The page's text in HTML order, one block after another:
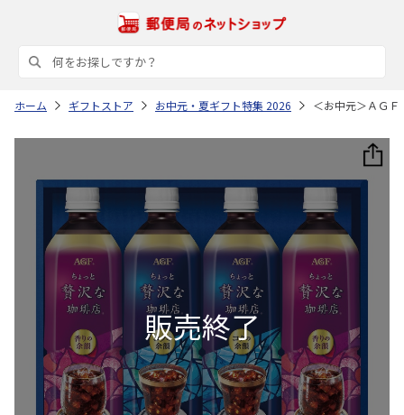
ホーム ギフトストア お中元・夏ギフト特集 2026 ＜お中元＞ＡＧ